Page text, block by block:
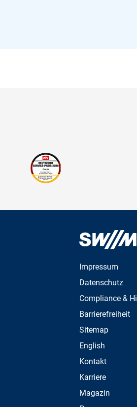
Impressum
Datenschutz
Compliance &
Barrierefreiheit
Sitemap
English
Kontakt
Karriere
Magazin